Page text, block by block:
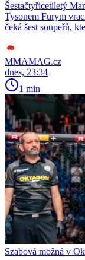
Šestačtyřicetiletý
Tysonem Furym
čeká šest soupeřů,
MMAMAG.cz
dnes, 23:34
1 min
Szabová možná v